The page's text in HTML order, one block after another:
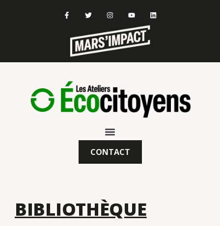
CONTACT
BIBLIOTHÈQUE